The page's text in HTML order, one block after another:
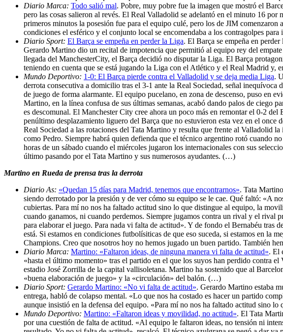
Diario Marca: Todo salió mal. Pobre, muy pobre fue la imagen que mostró el
pero las cosas salieron al revés. El Real Valladolid se adelantó en el minuto 16
primeros minutos la posesión fue para el equipo culé, pero los de JIM
condiciones el esférico y el conjunto local se encomendaba a los contragolpes
Diario Sport: El Barça se empeña en perder la Liga. El Barça se empeña en
Gerardo Martino dio un recital de impotencia que permitió al equipo rey del
llegada del ManchesterCity, el Barça decidió no disputar la Liga. El Barça
teniendo en cuenta que se está jugando la Liga con el Atlético y el Real Madrid y,
Mundo Deportivo: 1-0: El Barça pierde contra el Valladolid y se deja media Liga.
derrota consecutiva a domicilio tras el 3-1 ante la Real Sociedad, señal inequívoca
de juego de forma alarmante. El equipo pucelano, en zona de descenso, puso en
Martino, en la línea confusa de sus últimas semanas, acabó dando palos de ciego
es descomunal. El Manchester City cree ahora un poco más en remontar el 0-2
penúltimo desplazamiento liguero del Barça que no estuvieron esta vez en el once
Real Sociedad a las rotaciones del Tata Martino y resulta que frente al Valladolid
como Pedro. Siempre habrá quien defienda que el técnico argentino rotó cuando
horas de un sábado cuando el miércoles jugaron los internacionales con sus
último pasando por el Tata Martino y sus numerosos ayudantes. (…)
Martino en Rueda de prensa tras la derrota
Diario As: «Quedan 15 días para Madrid, tenemos que encontrarnos». Tata
siendo derrotado por la presión y de ver cómo su equipo se le cae. Qué faltó: «A
cubiertas. Para mí no nos ha faltado actitud sino lo que distingue al equipo, la
cuando ganamos, ni cuando perdemos. Siempre jugamos contra un rival y el rival
para elaborar el juego. Para nada vi falta de actitud». Y de fondo el Bernabéu tras
está. Si estamos en condiciones futbolísiticas de que eso suceda, si estamos en la
Champions. Creo que nosotros hoy no hemos jugado un buen partido. También
Diario Marca: Martino: «Faltaron ideas, de ninguna manera vi falta de actitud». El
«hasta el último momento» tras el partido en el que los suyos han perdido contra
estadio José Zorrilla de la capital vallisoletana. Martino ha sostenido que al
«buena elaboración de juego» y la «circulación» del balón. (…)
Diario Sport: Gerardo Martino: «No vi falta de actitud». Gerardo Martino estaba
entrega, habló de colapso mental. «Lo que nos ha costado es hacer un partido
aunque insistió en la defensa del equipo. «Para mí no nos ha faltado actitud sino
Mundo Deportivo: Martino: «Faltaron ideas y movilidad, no actitud». El Tata
por una cuestión de falta de actitud. «Al equipo le faltaron ideas, no tensión ni